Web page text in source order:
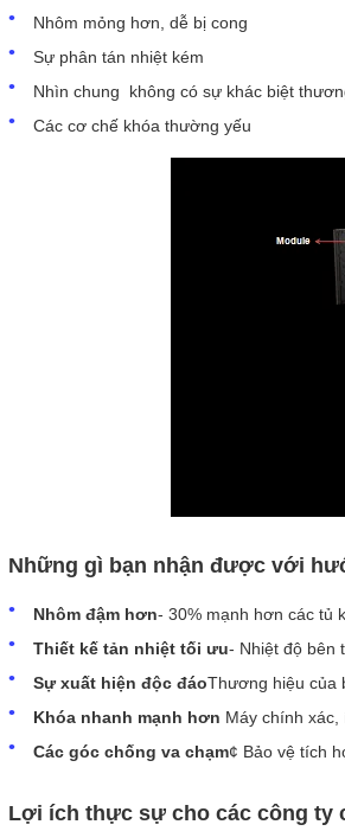
Nhôm mỏng hơn, dễ bị cong
Sự phân tán nhiệt kém
Nhìn chung ️ không có sự khác biệt
Các cơ chế khóa thường yếu
Những gì bạn nhận được với
Nhôm đậm hơn- 30% mạnh hơn các tủ
Thiết kế tản nhiệt tối ưu- Nhiệt độ bên
Sự xuất hiện độc đáoThương hiệu của
Khóa nhanh mạnh hơn
Máy chính
Các góc chống va chạm¢ Bảo vệ tích
Lợi ích thực sự cho các công ty